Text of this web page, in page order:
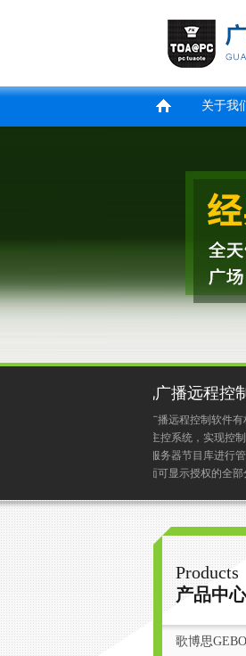
广州鸿庆音响科技
首
关于我
Products
产品中心
歌博思